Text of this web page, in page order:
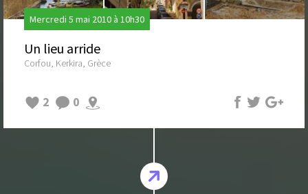
Mercredi 5 mai 2010 à 10h30
Un lieu arride
Corfou, Kerkira, Grèce
2 0